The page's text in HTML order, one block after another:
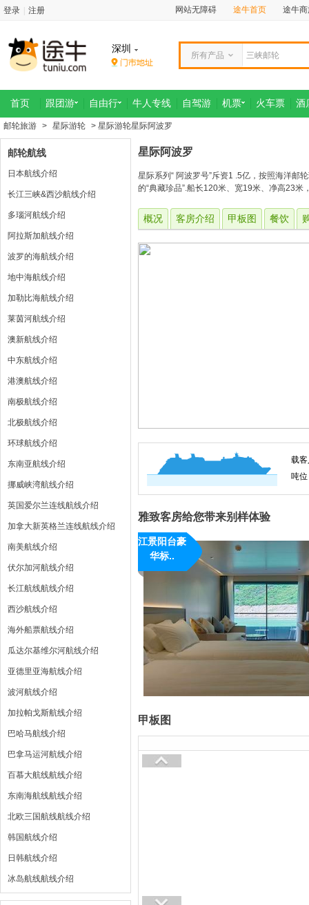
登录 注册 网站无障碍 途牛首页 途牛
深圳
所有产品
首页 跟团游 自由行 牛人专线 自驾游 机票 火车票 酒
邮轮旅游 > 星际游轮 > 星际游轮星际阿波罗
邮轮航线
日本航线介绍
长江三峡&西沙航线介绍
多瑙河航线介绍
阿拉斯加航线介绍
波罗的海航线介绍
地中海航线介绍
加勒比海航线介绍
莱茵河航线介绍
澳新航线介绍
中东航线介绍
港澳航线介绍
南极航线介绍
北极航线介绍
环球航线介绍
东南亚航线介绍
挪威峡湾航线介绍
英国爱尔兰连线航线介绍
加拿大新英格兰连线航线介绍
南美航线介绍
伏尔加河航线介绍
长江航线航线介绍
西沙航线介绍
海外船票航线介绍
瓜达尔基维尔河航线介绍
亚德里亚海航线介绍
波河航线介绍
加拉帕戈斯航线介绍
巴哈马航线介绍
巴拿马运河航线介绍
百慕大航线航线介绍
东南海航线航线介绍
北欧三国航线航线介绍
韩国航线介绍
日韩航线介绍
冰岛航线航线介绍
星际阿波罗
星际系列“ 阿波罗号”斥资1 .5亿，按照海洋邮
的“典藏珍品”.船长120米、宽19米、净高23
概况 客房介绍 甲板图 餐饮
载
吨
雅致客房给您带来别样体验
江景阳台豪
华标..
甲板图